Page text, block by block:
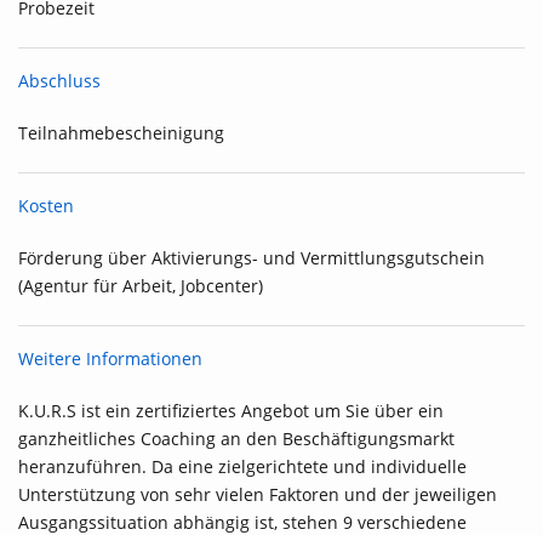
Probezeit
Abschluss
Teilnahmebescheinigung
Kosten
Förderung über Aktivierungs- und Vermittlungsgutschein
(Agentur für Arbeit, Jobcenter)
Weitere Informationen
K.U.R.S ist ein zertifiziertes Angebot um Sie über ein
ganzheitliches Coaching an den Beschäftigungsmarkt
heranzuführen. Da eine zielgerichtete und individuelle
Unterstützung von sehr vielen Faktoren und der jeweiligen
Ausgangssituation abhängig ist, stehen 9 verschiedene